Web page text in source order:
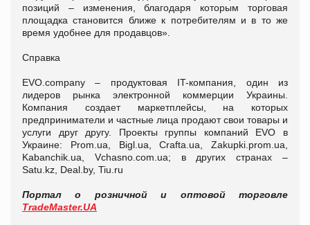
позиций – изменения, благодаря которым торговая
площадка становится ближе к потребителям и в то же
время удобнее для продавцов».
Справка
EVO.company – продуктовая IT-компания, один из
лидеров рынка электронной коммерции Украины.
Компания создает маркетплейсы, на которых
предприниматели и частные лица продают свои товары и
услуги друг другу. Проекты группы компаний EVO в
Украине: Prom.ua, Bigl.ua, Crafta.ua, Zakupki.prom.ua,
Kabanchik.ua, Vchasno.com.ua; в других странах –
Satu.kz, Deal.by, Tiu.ru
Портал о розничной и оптовой торговле
TradeMaster.UA